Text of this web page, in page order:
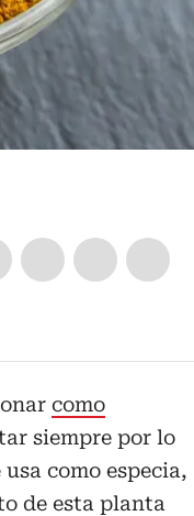
como
siempre por lo
como especia,
de esta planta